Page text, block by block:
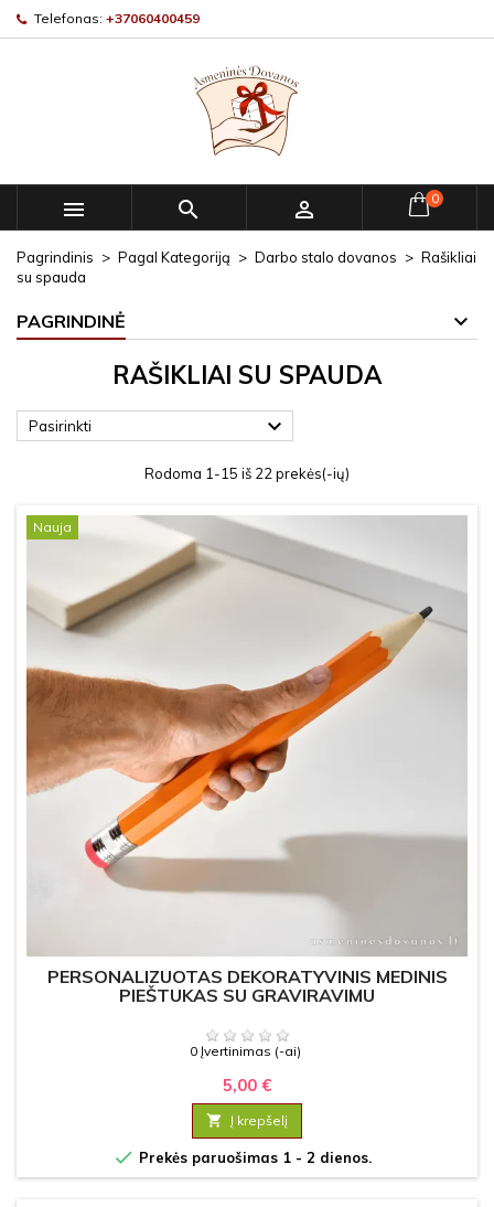
Telefonas: +37060400459
   0
Pagrindinis Pagal Kategoriją Darbo stalo dovanos
Rašikliai
su spauda
PAGRINDINĖ
RAŠIKLIAI SU SPAUDA
Pasirinkti 
Rodoma 1-15 iš 22 prekės(-ių)
Nauja
PERSONALIZUOTAS DEKORATYVINIS MEDINIS
PIEŠTUKAS SU GRAVIRAVIMU
0 Įvertinimas (-ai)
5,00 €
 Į krepšelį
 Prekės paruošimas 1 - 2 dienos.